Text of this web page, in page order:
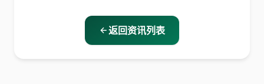
返回资讯列表